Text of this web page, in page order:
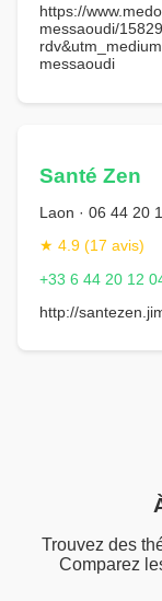
https://
messaoudi/
messaoudi
Santé Zen
Laon · 06 44 20
★ 4.9 (17 avis)
+33 6 44 20 12
http://
Trouvez des
Comparez